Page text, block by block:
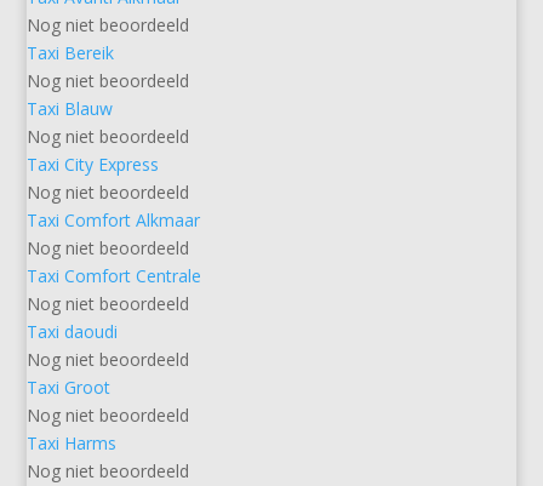
Nog niet beoordeeld
Taxi Bereik
Nog niet beoordeeld
Taxi Blauw
Nog niet beoordeeld
Taxi City Express
Nog niet beoordeeld
Taxi Comfort Alkmaar
Nog niet beoordeeld
Taxi Comfort Centrale
Nog niet beoordeeld
Taxi daoudi
Nog niet beoordeeld
Taxi Groot
Nog niet beoordeeld
Taxi Harms
Nog niet beoordeeld